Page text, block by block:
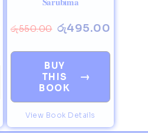
රු550.00 රු495.00
BUY
THIS
BOOK
→
View Book Details